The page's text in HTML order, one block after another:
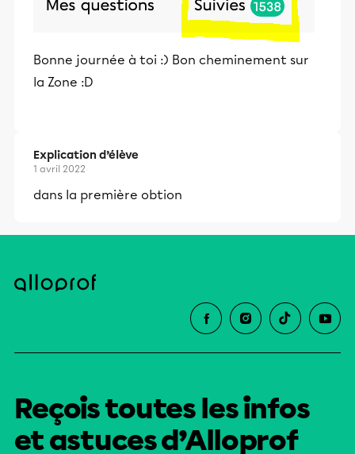
Bonne journée à toi :) Bon cheminement sur
la Zone :D
Explication d’élève
1 avril 2022
dans la première obtion
Reçois toutes les infos
et astuces d’Alloprof